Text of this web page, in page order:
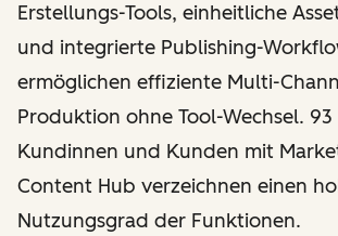
Erstellungs-Tools, einheitliche
und integrierte Publishing-
ermöglichen effiziente Multi-
Produktion ohne Tool-Wechsel.
Kundinnen und Kunden mit
Content Hub verzeichnen einen
Nutzungsgrad der Funktionen.